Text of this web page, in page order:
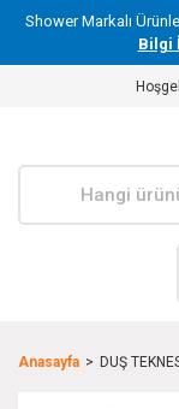
Shower Markalı
Bilgi
Anasayfa DUŞ